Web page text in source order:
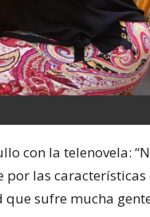
con la telenovela:
por las características
sufre mucha